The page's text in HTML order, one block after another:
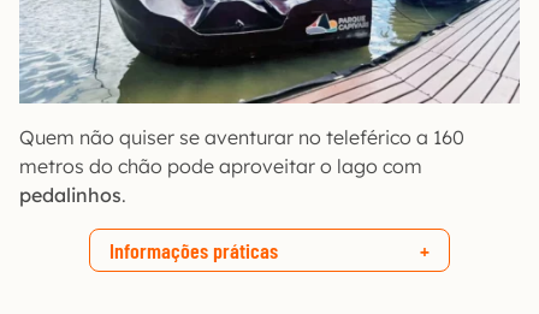
Quem não quiser se aventurar no teleférico a 160
metros do chão pode aproveitar o lago com
pedalinhos.
Informações práticas